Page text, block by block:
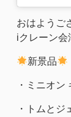
おはようご
iクレーン会
新景品
・ミニオン
・トムとジ